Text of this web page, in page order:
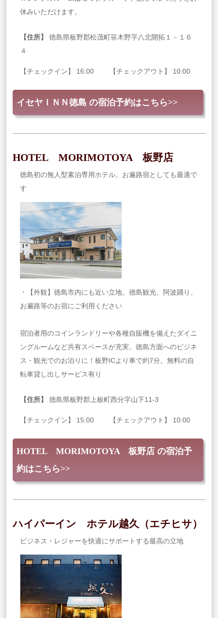
休みいただけます。
【住所】
徳島県板野郡松茂町笹木野字八北開拓１－１６
４
【チェックイン】 16:00 【チェックアウト】 10:00
イセヤＩＮＮ徳島 の宿泊予約はこちら>>
HOTEL MORIMOTOYA 板野店
徳島初の無人型素泊専用ホテル。お遍路宿としても最適で
す
・【外観】徳島市内にも近い立地。徳島観光、阿波踊り、
お遍路等のお宿にご利用ください
宿泊者用のコインランドリーや各種自販機を備えたダイニ
ングルームなど共有スペースが充実。徳島方面へのビジネ
ス・観光でのお泊りに！板野ICより車で約7分。無料の自
転車貸し出しサービス有り
【住所】 徳島県板野郡上板町西分字山下11‐3
【チェックイン】 15:00 【チェックアウト】 10:00
HOTEL MORIMOTOYA 板野店 の宿泊予
約はこちら>>
ハイパーイン ホテル越久（エチヒサ）
ビジネス・レジャーを快適にサポートする最高の立地